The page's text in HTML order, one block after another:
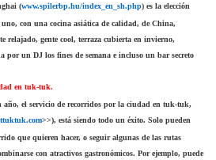
(www.spilerbp.hu/index_en_sh.php) es la elección
con una cocina asiática de calidad, de China,
relajado, gente cool, terraza cubierta en invierno,
por un DJ los fines de semana e incluso un bar secreto
en tuk-tuk.
año, el servicio de recorridos por la ciudad en tuk-tuk,
>>), está siendo todo un éxito. Solo pueden
que quieren hacer, o seguir algunas de las rutas
con atractivos gastronómicos. Por ejemplo, puede